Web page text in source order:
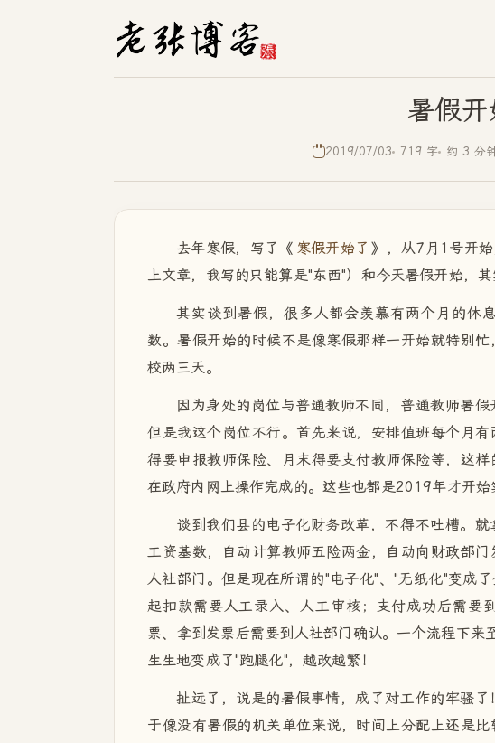
暑假开
2019/07/03 719 字 约 3 分
去年寒假，写了《 寒假开始了 》，从7月1号开
上文章，我写的只能算是"东西"）和今天暑假开始，
其实谈到暑假，很多人都会羡慕有两个月的休
数。暑假开始的时候不是像寒假那样一开始就特别
校两三天。
因为身处的岗位与普通教师不同，普通教师暑
但是我这个岗位不行。首先来说，安排值班每个月
得要申报教师保险、月末得要支付教师保险等，这
在政府内网上操作完成的。这些也都是2019年才开始
谈到我们县的电子化财务改革，不得不吐槽。
工资基数，自动计算教师五险两金，自动向财政部
人社部门。但是现在所谓的"电子化"、"无纸化"变成
起扣款需要人工录入、人工审核；支付成功后需要
票、拿到发票后需要到人社部门确认。一个流程下
生生地变成了"跑腿化"，越改越繁！
扯远了，说是的暑假事情，成了对工作的牢骚
于像没有暑假的机关单位来说，时间上分配上还是